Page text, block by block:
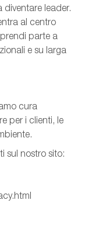
leader.
al centro
parte a
e su larga
cura
per i clienti, le
sul nostro sito: